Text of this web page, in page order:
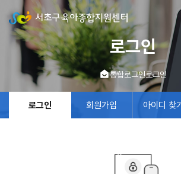
로그인
통합로그인로그인
로그인 회원가입 아이디 찾기